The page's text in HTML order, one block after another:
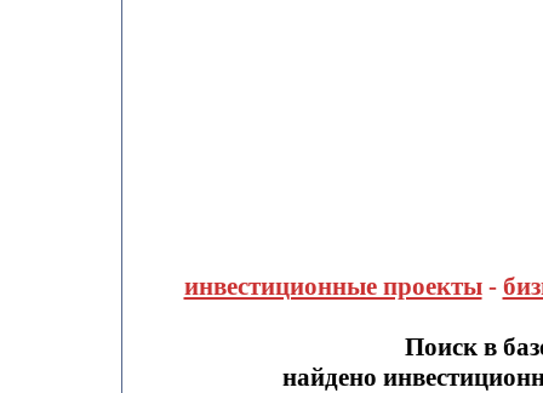
инвестиционные проекты-
Поиск в
найдено